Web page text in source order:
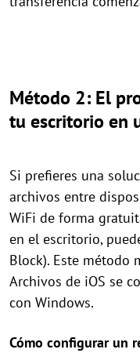
Método 2: El
tu escritorio en
Si prefieres una
archivos entre
WiFi de forma
en el escritorio,
Block). Este método
Archivos de iOS se
con Windows.
Cómo configurar un